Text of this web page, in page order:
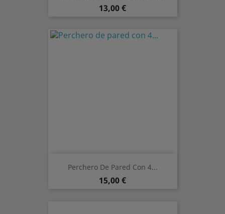
Preis
13,00 €
Perchero De Pared Con 4...
Preis
15,00 €